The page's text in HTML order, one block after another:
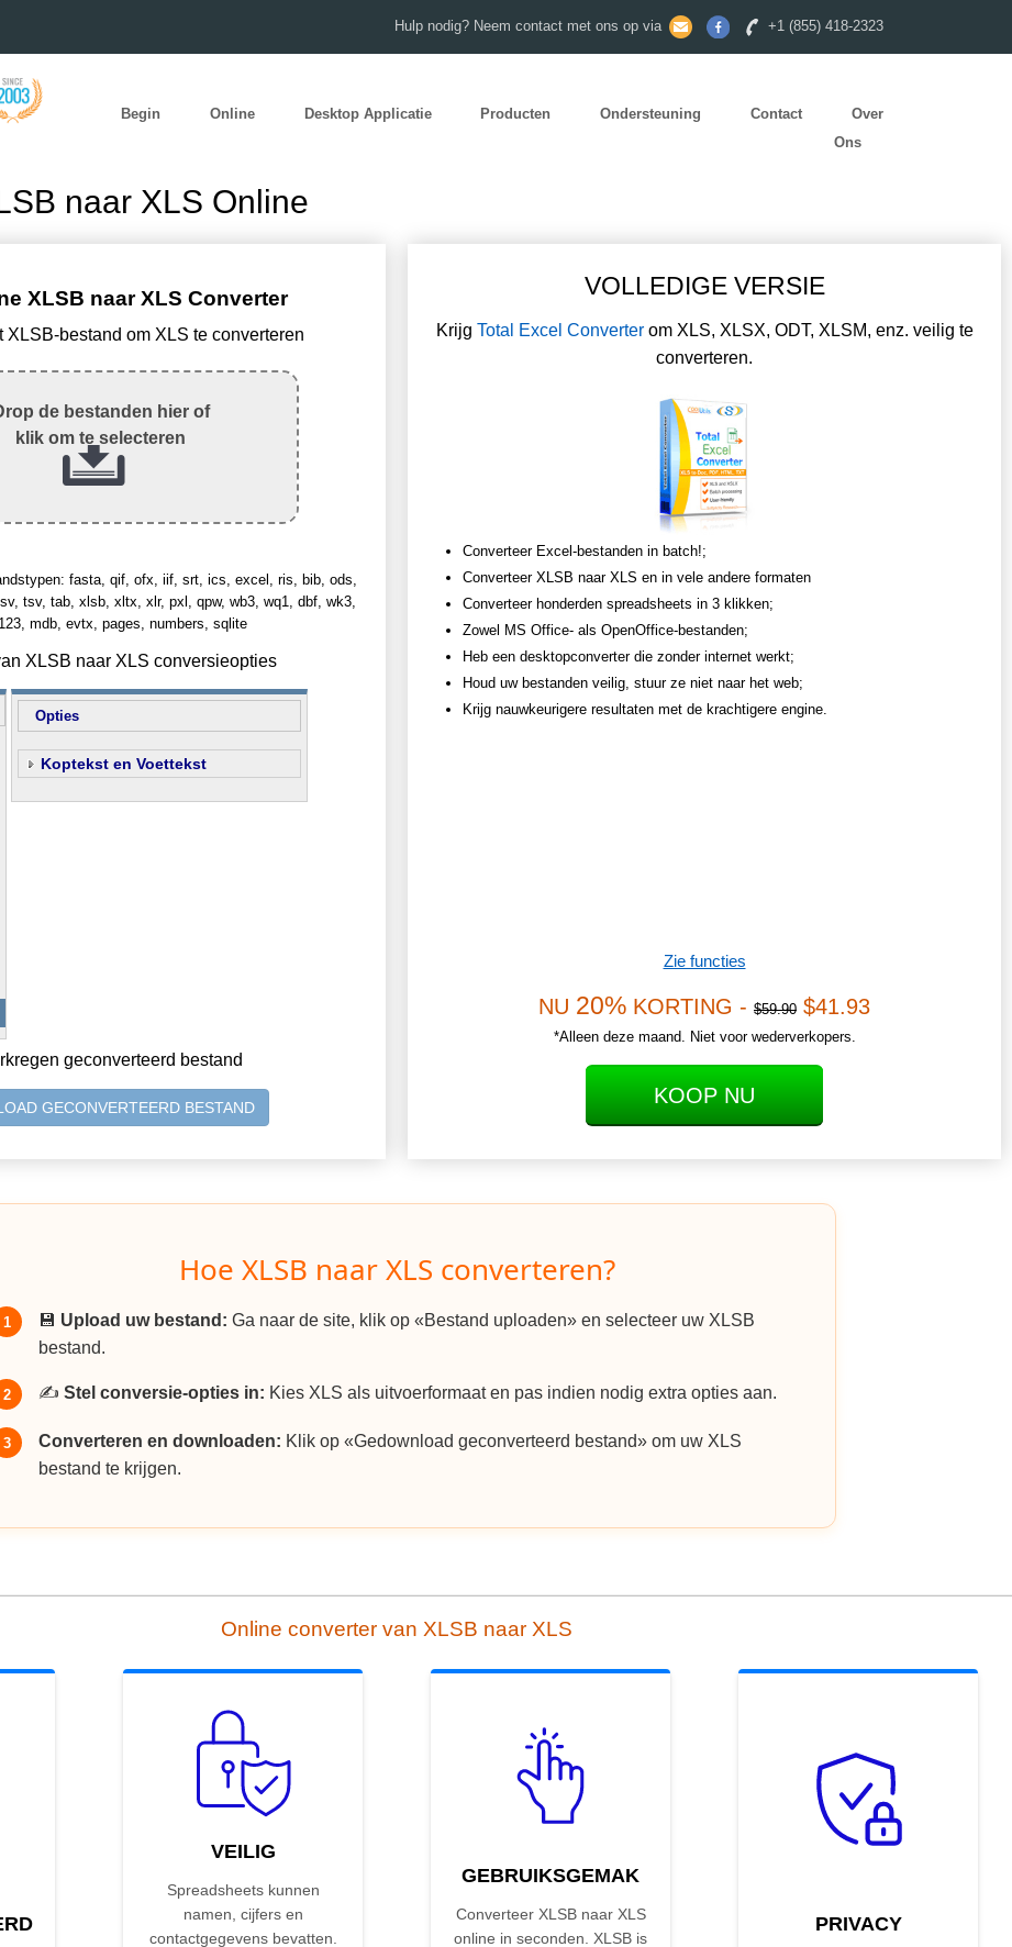
Hulp nodig? Neem contact met ons op via +1 (855) 418-2323
Begin Online Desktop Applicatie Producten Ondersteuning Contact
Over
Ons
naar XLS Online
XLSB naar XLS Converter
XLSB-bestand om XLS te converteren
de bestanden hier of
klik om te selecteren
fasta, qif, ofx, iif, srt, ics, excel, ris, bib, ods,
tsv, tab, xlsb, xltx, xlr, pxl, qpw, wb3, wq1, dbf, wk3,
123, mdb, evtx, pages, numbers, sqlite
XLSB naar XLS conversieopties
Opties
Koptekst en Voettekst
geconverteerd bestand
GECONVERTEERD BESTAND
VOLLEDIGE VERSIE
Krijg Total Excel Converterom XLS, XLSX, ODT, XLSM, enz. veilig te
converteren.
Converteer Excel-bestanden in batch!;
Converteer XLSB naar XLS en in vele andere formaten
Converteer honderden spreadsheets in 3 klikken;
Zowel MS Office- als OpenOffice-bestanden;
Heb een desktopconverter die zonder internet werkt;
Houd uw bestanden veilig, stuur ze niet naar het web;
Krijg nauwkeurigere resultaten met de krachtigere engine.
Zie functies
NU 20% KORTING - $59.90 $41.93
*Alleen deze maand. Niet voor wederverkopers.
KOOP NU
Hoe XLSB naar XLS converteren?
1 💾 Upload uw bestand: Ga naar de site, klik op «Bestand uploaden» en selecteer uw XLSB
bestand.
2 ✍️ Stel conversie-opties in: Kies XLS als uitvoerformaat en pas indien nodig extra opties aan.
3 Converteren en downloaden: Klik op «Gedownload geconverteerd bestand» om uw XLS
bestand te krijgen.
Online converter van XLSB naar XLS
VEILIG
Spreadsheets kunnen
namen, cijfers en
contactgegevens bevatten.
GEBRUIKSGEMAK
Converteer XLSB naar XLS
online in seconden. XLSB is
PRIVACY